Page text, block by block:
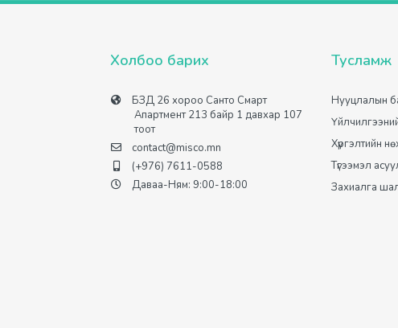
Холбоо барих
БЗД 26 хороо Санто Смарт
Апартмент 213 байр 1 давхар 107
тоот
contact@misco.mn
(+976) 7611-0588
Даваа-Ням: 9:00-18:00
Тусламж
Нууцлалын
Хүргэлтийн
Түгээмэл
Захиалга